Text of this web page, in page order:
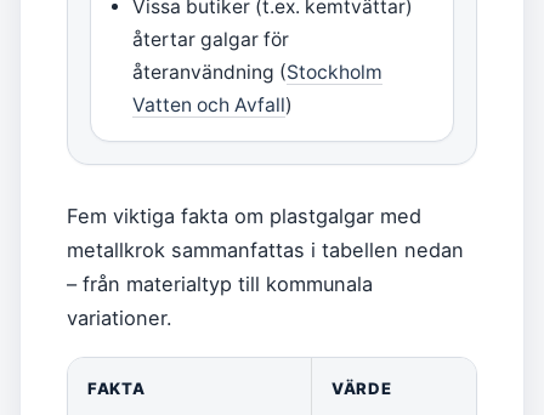
Vissa butiker (t.ex. kemtvättar)
återtar galgar för
återanvändning (Stockholm
Vatten och Avfall)
Fem viktiga fakta om plastgalgar med
metallkrok sammanfattas i tabellen nedan
– från materialtyp till kommunala
variationer.
FAKTA VÄRDE